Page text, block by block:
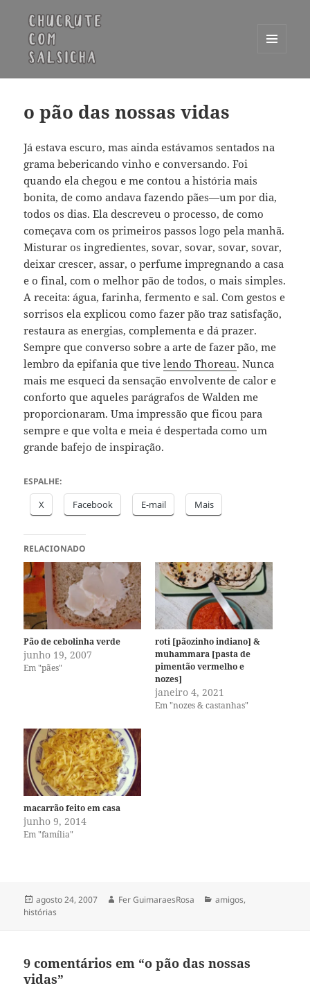
WIDGETS
o pão das nossas vidas
Já estava escuro, mas ainda estávamos sentados na
grama bebericando vinho e conversando. Foi
quando ela chegou e me contou a história mais
bonita, de como andava fazendo pães—um por dia,
todos os dias. Ela descreveu o processo, de como
começava com os primeiros passos logo pela manhã.
Misturar os ingredientes, sovar, sovar, sovar, sovar,
deixar crescer, assar, o perfume impregnando a casa
e o final, com o melhor pão de todos, o mais simples.
A receita: água, farinha, fermento e sal. Com gestos e
sorrisos ela explicou como fazer pão traz satisfação,
restaura as energias, complementa e dá prazer.
Sempre que converso sobre a arte de fazer pão, me
lembro da epifania que tivelendo Thoreau. Nunca
mais me esqueci da sensação envolvente de calor e
conforto que aqueles parágrafos de Walden me
proporcionaram. Uma impressão que ficou para
sempre e que volta e meia é despertada como um
grande bafejo de inspiração.
ESPALHE:
X Facebook E-mail Mais
RELACIONADO
Pão de cebolinha verde
junho 19, 2007
Em "pães"
roti [pãozinho indiano] &
muhammara [pasta de
pimentão vermelho e
nozes]
janeiro 4, 2021
Em "nozes & castanhas"
macarrão feito em casa
junho 9, 2014
Em "família"
Publicado
em
agosto 24, 2007 Autor
Fer GuimaraesRosa Categorias
amigos,
histórias
9 comentários em “o pão das nossas
vidas”